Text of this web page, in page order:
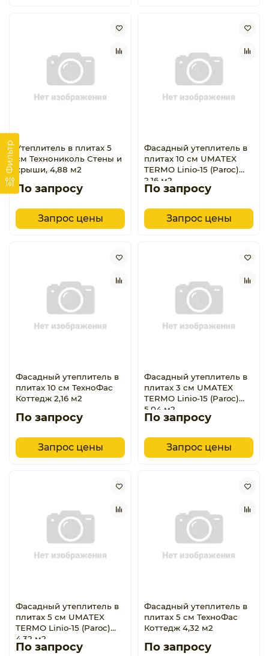
Фильтр Утеплитель в плитах 5
см Технониколь Стены и
крыши, 4,88 м2
По запросу
Запрос цены
Фасадный утеплитель в
плитах 10 см UMATEX
TERMO Linio-15 (Paroc)
2,16 м2
По запросу
Запрос цены
Фасадный утеплитель в
плитах 10 см ТехноФас
Коттедж 2,16 м2
По запросу
Запрос цены
Фасадный утеплитель в
плитах 3 см UMATEX
TERMO Linio-15 (Paroc)
5,04 м2
По запросу
Запрос цены
Фасадный утеплитель в
плитах 5 см UMATEX
TERMO Linio-15 (Paroc)
4,32 м2
По запросу
Фасадный утеплитель в
плитах 5 см ТехноФас
Коттедж 4,32 м2
По запросу